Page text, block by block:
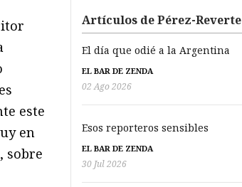
este
en
sobre
Artículos de Pérez-Reverte
El día que odié a la Argentina
EL BAR DE ZENDA
02 Ago 2026
Esos reporteros sensibles
EL BAR DE ZENDA
30 Jul 2026